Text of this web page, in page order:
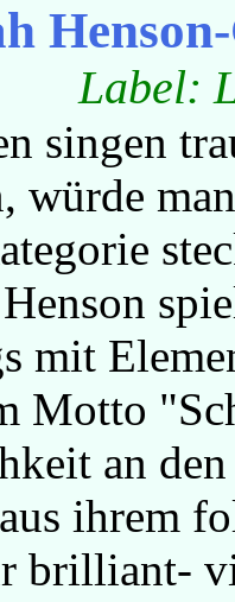
Label:
singen
würde
mit
Motto
an
ihrem
brilliant-